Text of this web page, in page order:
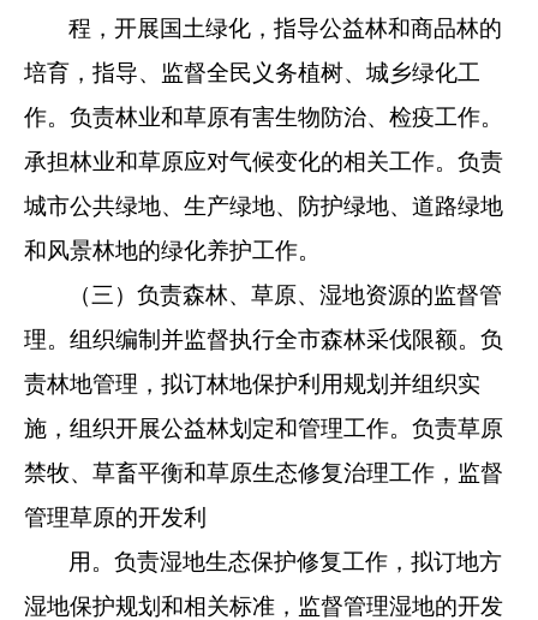
程，开展国土绿化，指导公益林和商品林的
培育，指导、监督全民义务植树、城乡绿化工
作。负责林业和草原有害生物防治、检疫工作。
承担林业和草原应对气候变化的相关工作。负责
城市公共绿地、生产绿地、防护绿地、道路绿地
和风景林地的绿化养护工作。
（三）负责森林、草原、湿地资源的监督管
理。组织编制并监督执行全市森林采伐限额。负
责林地管理，拟订林地保护利用规划并组织实
施，组织开展公益林划定和管理工作。负责草原
禁牧、草畜平衡和草原生态修复治理工作，监督
管理草原的开发利
用。负责湿地生态保护修复工作，拟订地方
湿地保护规划和相关标准，监督管理湿地的开发